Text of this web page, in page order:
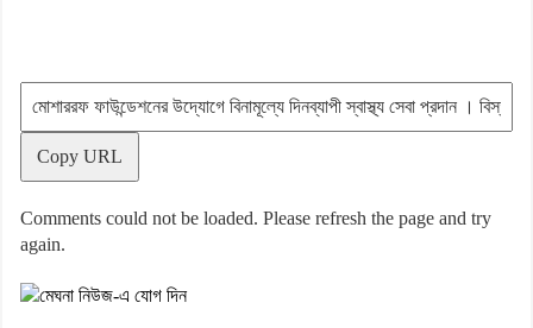
Copy URL
Comments could not be loaded. Please refresh the page and try
again.